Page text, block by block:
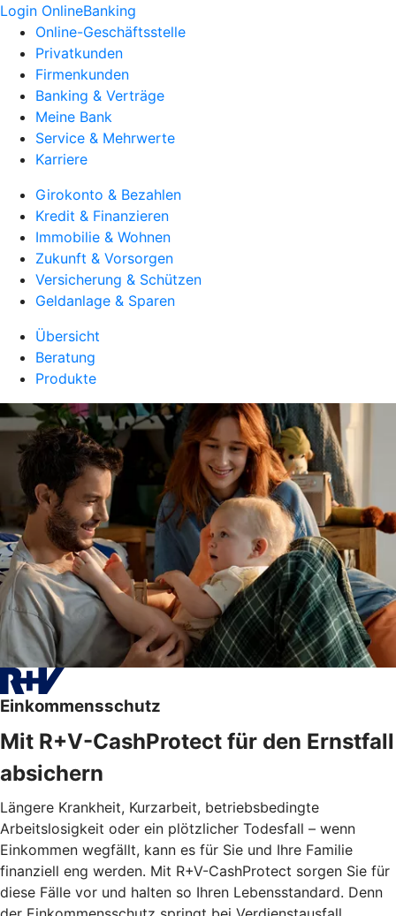
Login OnlineBanking
Online-Geschäftsstelle
Privatkunden
Firmenkunden
Banking & Verträge
Meine Bank
Service & Mehrwerte
Karriere
Girokonto & Bezahlen
Kredit & Finanzieren
Immobilie & Wohnen
Zukunft & Vorsorgen
Versicherung & Schützen
Geldanlage & Sparen
Übersicht
Beratung
Produkte
Einkommensschutz
Mit R+V-CashProtect für den Ernstfall
absichern
Längere Krankheit, Kurzarbeit, betriebsbedingte
Arbeitslosigkeit oder ein plötzlicher Todesfall – wenn
Einkommen wegfällt, kann es für Sie und Ihre Familie
finanziell eng werden. Mit R+V-CashProtect sorgen Sie für
diese Fälle vor und halten so Ihren Lebensstandard. Denn